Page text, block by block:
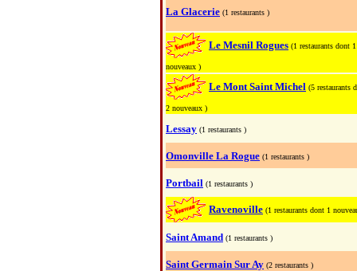
La Glacerie (1 restaurants )
Le Mesnil Rogues (1 restaurants dont 1
nouveaux )
Le Mont Saint Michel (5 restaurants
2 nouveaux )
Lessay (1 restaurants )
Omonville La Rogue (1 restaurants )
Portbail (1 restaurants )
Ravenoville (1 restaurants dont 1
Saint Amand (1 restaurants )
Saint Germain Sur Ay (2 restaurants )